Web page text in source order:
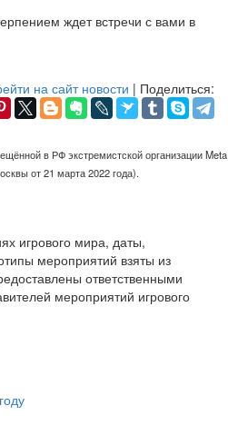
ждет встречи с вами в
на сайт новости | Поделиться:
в РФ экстремистской организации Meta
от 21 марта 2022 года).
игрового мира, даты,
мероприятий взяты из
ответственными
мероприятий игрового